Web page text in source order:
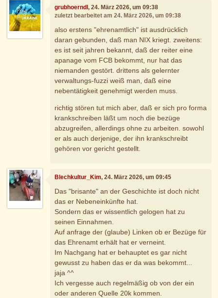
grubhoerndl, 24. März 2026, um 09:38
zuletzt bearbeitet am 24. März 2026, um 09:38
also erstens "ehrenamtlich" ist ausdrücklich
daran gebunden, daß man NIX kriegt. zweitens:
es ist seit jahren bekannt, daß der reiter eine
apanage vom FCB bekommt, nur hat das
niemanden gestört. drittens als gelernter
verwaltungs-fuzzi weiß man, daß eine
nebentätigkeit genehmigt werden muss.
richtig stören tut mich aber, daß er sich pro forma
krankschreiben läßt um noch die bezüge
abzugreifen, allerdings ohne zu arbeiten. sowohl
er als auch derjenige, der ihn krankschreibt
gehören vor gericht gestellt.
Blechkultur_Kim, 24. März 2026, um 09:45
Das "brisante" an der Geschichte ist doch nicht
das er Nebeneinkünfte hat.
Sondern das er wissentlich gelogen hat zu
seinen Einnahmen.
Auf anfrage der (glaube) Linken ob er Bezüge für
das Ehrenamt erhält hat er verneint.
Im Nachgang hat er behauptet es gar nicht
gewusst zu haben das er da was bekommt...
jaja ^^
Ich vergesse auch regelmäßig ob von der ein
oder anderen Quelle 20k kommen.